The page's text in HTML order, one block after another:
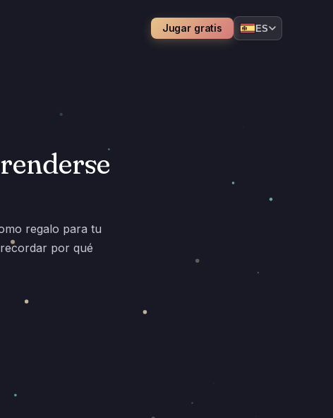
Jugar gratis ES
regalo para tu
por qué